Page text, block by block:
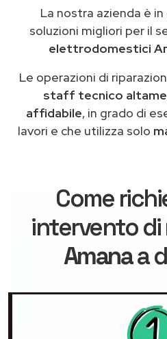
La nostra azienda è
soluzioni migliori per il
elettrodomestici
Le operazioni di
staff tecnico
affidabile, in grado di
lavori e che utilizza solo
Come
intervento di
Amanaa